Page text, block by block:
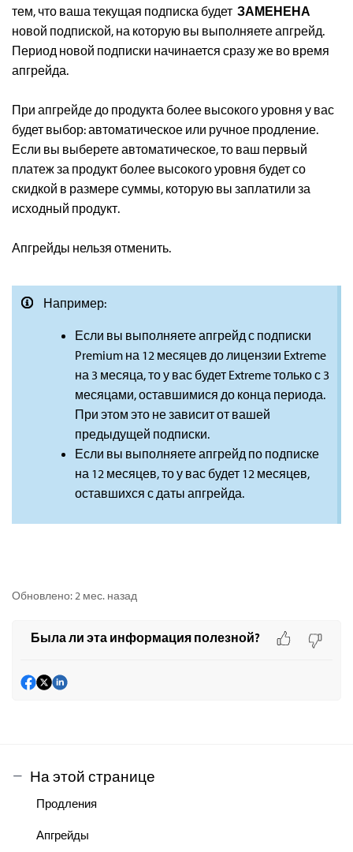
тем, что ваша текущая подписка будет ЗАМЕНЕНА
новой подпиской, на которую вы выполняете апгрейд.
Период новой подписки начинается сразу же во время
апгрейда.
При апгрейде до продукта более высокого уровня у вас
будет выбор: автоматическое или ручное продление.
Если вы выберете автоматическое, то ваш первый
платеж за продукт более высокого уровня будет со
скидкой в размере суммы, которую вы заплатили за
исходный продукт.
Апгрейды нельзя отменить.
Например:
Если вы выполняете апгрейд с подписки
Premium на 12 месяцев до лицензии Extreme
на 3 месяца, то у вас будет Extreme только с 3
месяцами, оставшимися до конца периода.
При этом это не зависит от вашей
предыдущей подписки.
Если вы выполняете апгрейд по подписке
на 12 месяцев, то у вас будет 12 месяцев,
оставшихся с даты апгрейда.
Обновлено:2 мес. назад
Была ли эта информация полезной?
На этой странице
Продления
Апгрейды